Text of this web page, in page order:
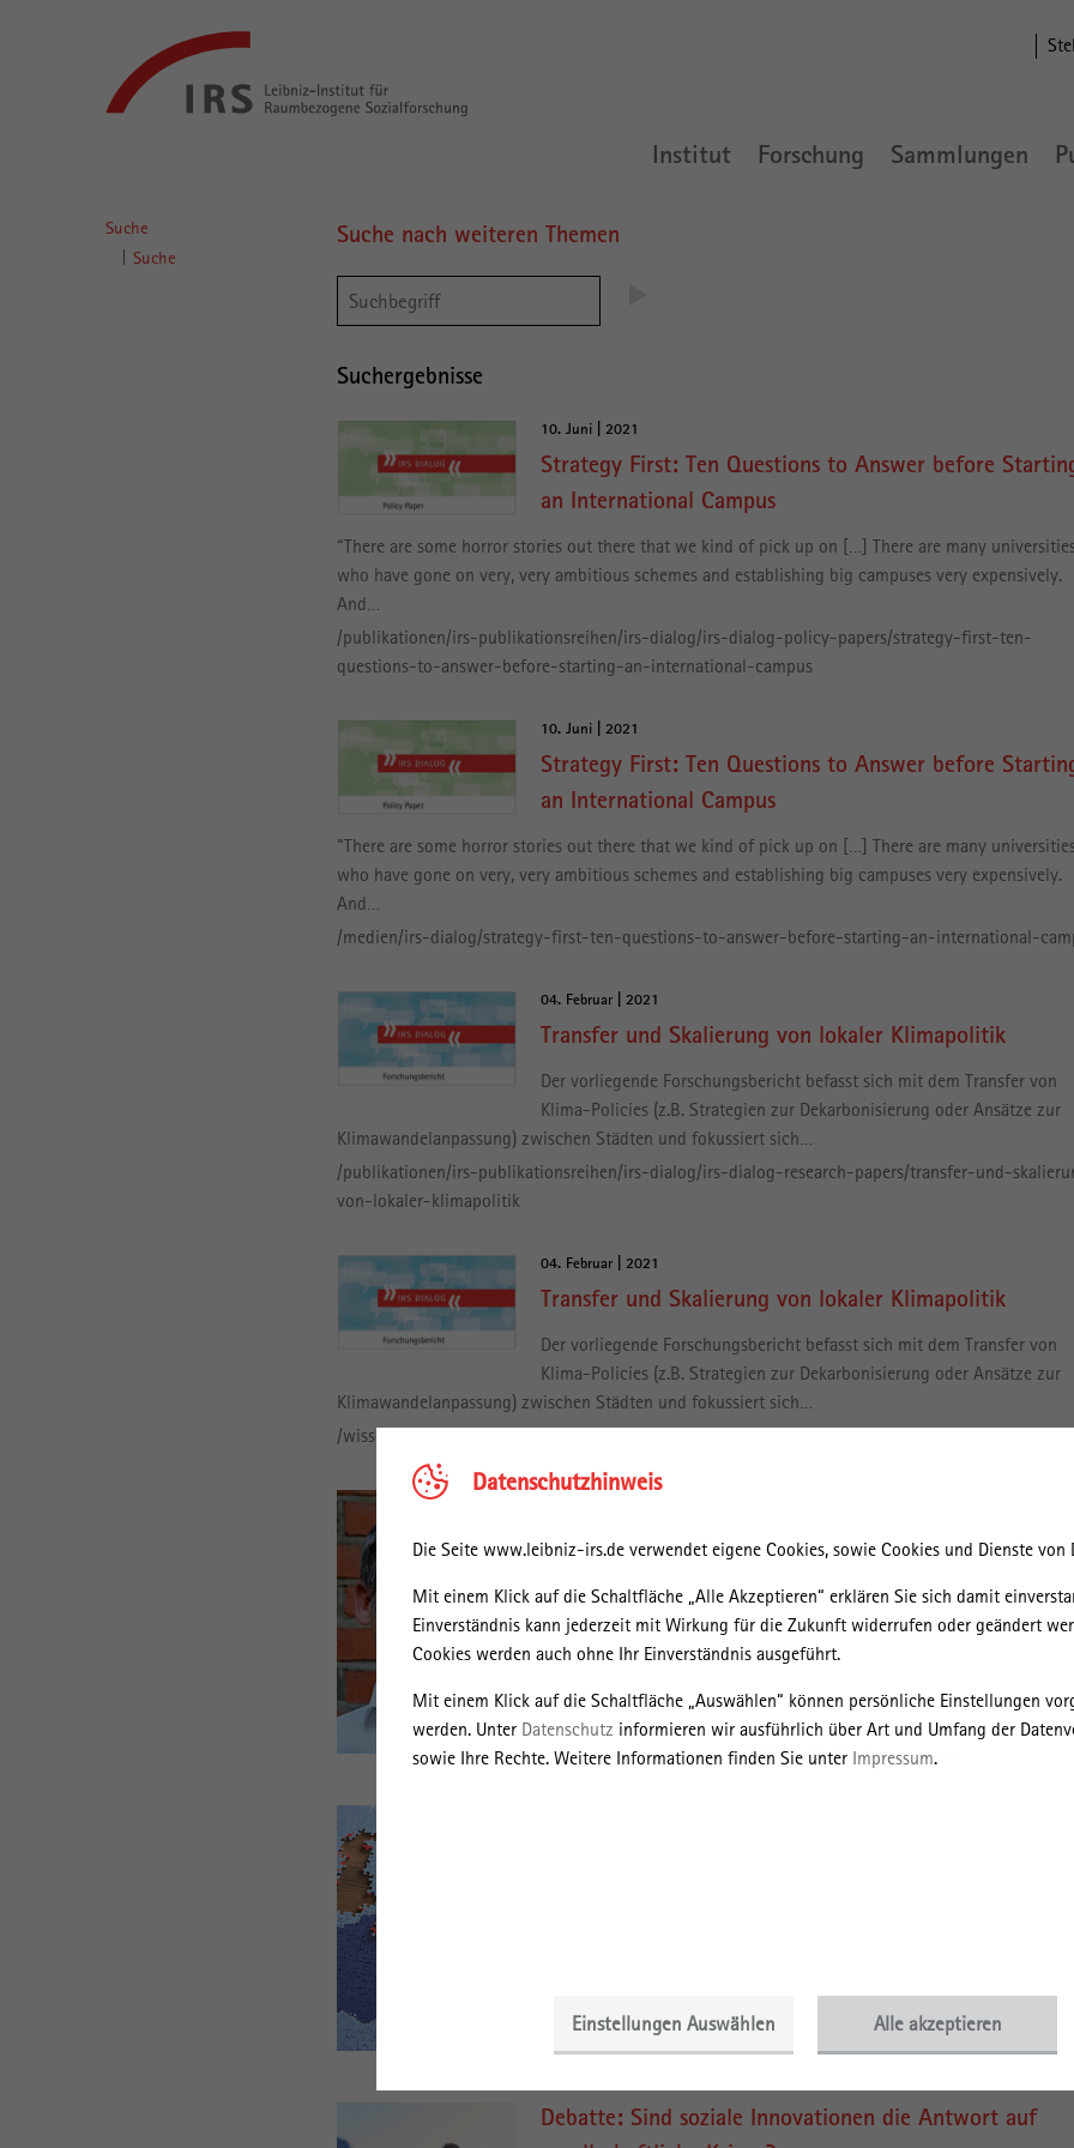
Datenschutzhinweis
Die Seite www.leibniz-irs.de verwendet eigene Cookies, sowie Cookies und Dienste
Mit einem Klick auf die Schaltfläche „Alle Akzeptieren“ erklären Sie sich damit
Einverständnis kann jederzeit mit Wirkung für die Zukunft widerrufen oder geändert
Cookies werden auch ohne Ihr Einverständnis ausgeführt.
Mit einem Klick auf die Schaltfläche „Auswählen“ können persönliche Einstellungen
werden. Unter Datenschutz informieren wir ausführlich über Art und Umfang der
sowie Ihre Rechte. Weitere Informationen finden Sie unter Impressum.
Einstellungen Auswählen Alle akzeptieren
Raumbezogene
Institut Forschung Sammlungen
Suche
Suche
Suche nach weiteren Themen
Suchergebnisse
10. Juni | 2021
Strategy First: Ten Questions to Answer before
an International Campus
“There are some horror stories out there that we kind of pick up on […] There are many
who have gone on very, very ambitious schemes and establishing big campuses very expensively.
And…
/publikationen/irs-publikationsreihen/irs-dialog/irs-dialog-policy-papers/strategy-first-ten-
questions-to-answer-before-starting-an-international-campus
10. Juni | 2021
Strategy First: Ten Questions to Answer before
an International Campus
“There are some horror stories out there that we kind of pick up on […] There are many
who have gone on very, very ambitious schemes and establishing big campuses very expensively.
And…
/medien/irs-dialog/strategy-first-ten-questions-to-answer-before-starting-an-international-
04. Februar | 2021
Transfer und Skalierung von lokaler Klimapolitik
Der vorliegende Forschungsbericht befasst sich mit dem Transfer von
Klima-Policies (z.B. Strategien zur Dekarbonisierung oder Ansätze zur
Klimawandelanpassung) zwischen Städten und fokussiert sich…
/publikationen/irs-publikationsreihen/irs-dialog/irs-dialog-research-papers/transfer-und-
von-lokaler-klimapolitik
04. Februar | 2021
Transfer und Skalierung von lokaler Klimapolitik
Der vorliegende Forschungsbericht befasst sich mit dem Transfer von
Klima-Policies (z.B. Strategien zur Dekarbonisierung oder Ansätze zur
Klimawandelanpassung) zwischen Städten und fokussiert sich…
/wissenstransfer/transferpublikationen/irs-dialog/transfer-und-skalierung-von-lokaler-
des Deutschen GeoForschungsZentrums (GFZ) in Potsdam. Von 2003 bis
2009 war er wissenschaftlicher Mitarbeiter in der…
/institut/arbeiten-am-irs/alumni/dr-ing-joern-krupa
Debatte: Sind soziale Innovationen die Antwort auf